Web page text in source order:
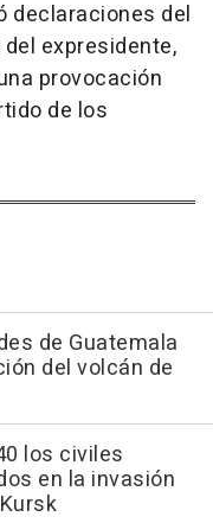
declaraciones del
expresidente,
provocación
de los
de Guatemala
del volcán de
los civiles
en la invasión